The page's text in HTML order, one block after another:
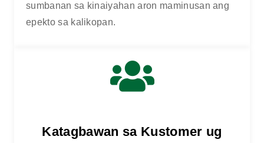
sumbanan sa kinaiyahan aron maminusan ang
epekto sa kalikopan.
Katagbawan sa Kustomer ug